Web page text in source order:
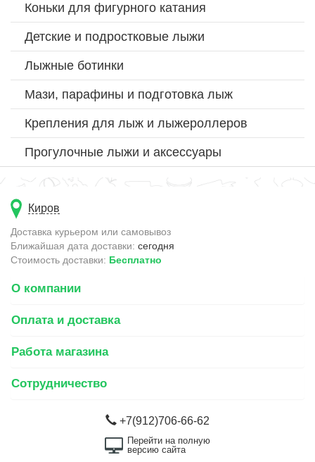
Коньки для фигурного катания
Детские и подростковые лыжи
Лыжные ботинки
Мази, парафины и подготовка лыж
Крепления для лыж и лыжероллеров
Прогулочные лыжи и аксессуары
Киров
Доставка курьером или самовывоз
Ближайшая дата доставки: сегодня
Стоимость доставки: Бесплатно
О компании
Оплата и доставка
Работа магазина
Сотрудничество
+7(912)706-66-62
Перейти на полную
версию сайта